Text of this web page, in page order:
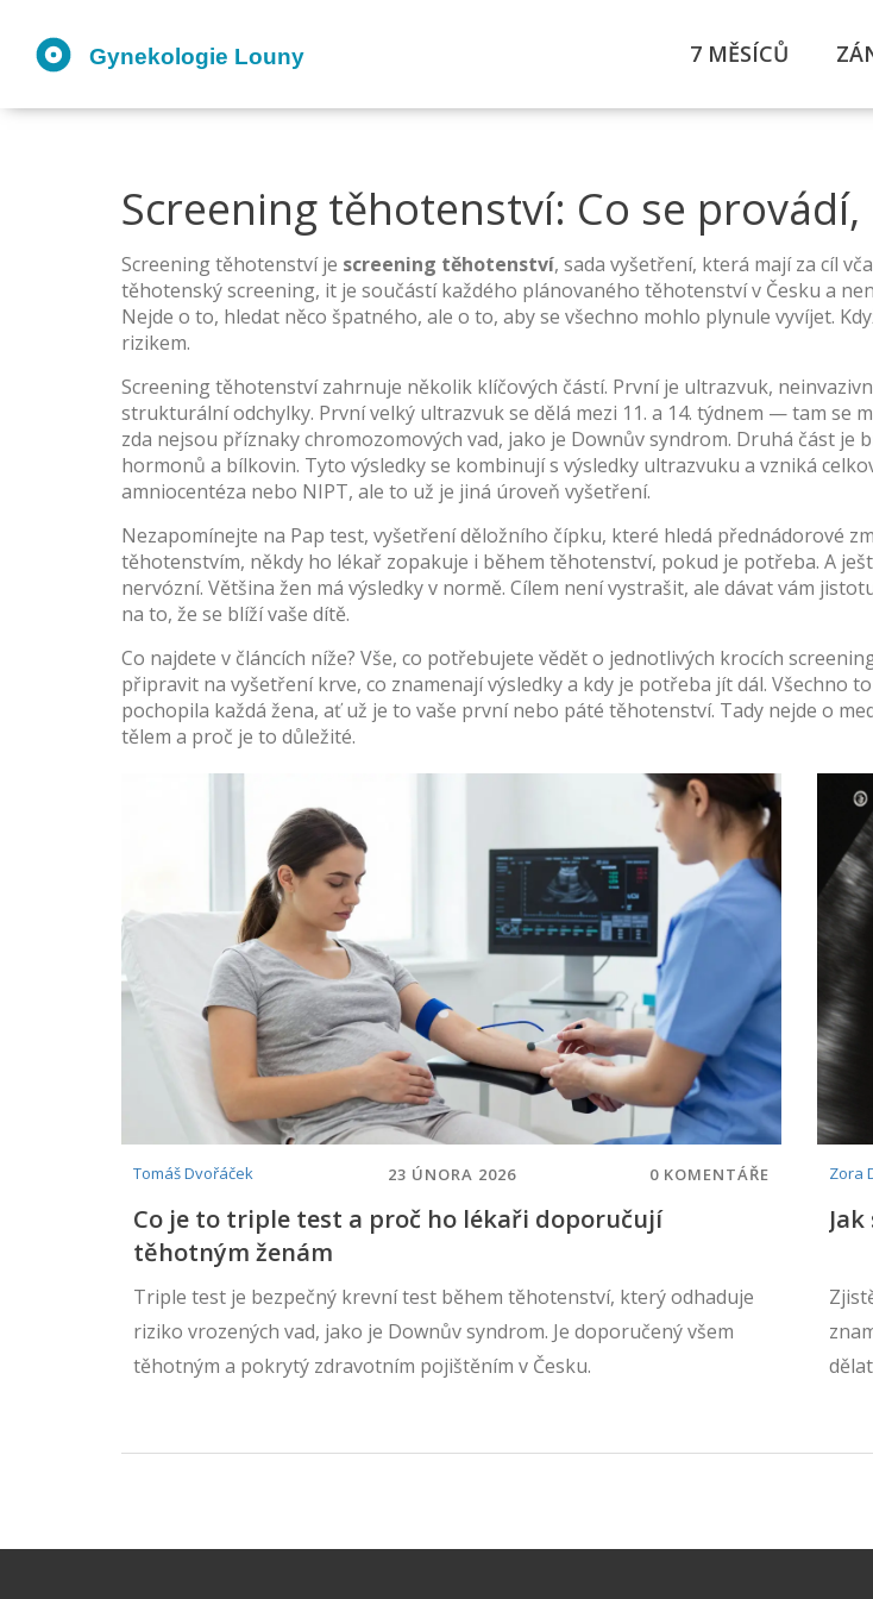
7 MĚSÍCŮ
Screening těhotenství: Co se
Screening těhotenství je screening těhotenství, sada vyšetření, která mají za cíl
těhotenský screening, it je součástí každého plánovaného těhotenství v Česku a
Nejde o to, hledat něco špatného, ale o to, aby se všechno mohlo plynule vyvíjet.
rizikem.
Screening těhotenství zahrnuje několik klíčových částí. První je ultrazvuk,
strukturální odchylky. První velký ultrazvuk se dělá mezi 11. a 14. týdnem — tam
zda nejsou příznaky chromozomových vad, jako je Downův syndrom. Druhá část je
hormonů a bílkovin. Tyto výsledky se kombinují s výsledky ultrazvuku a vzniká
amniocentéza nebo NIPT, ale to už je jiná úroveň vyšetření.
Nezapomínejte na Pap test, vyšetření děložního čípku, které hledá přednádorové
těhotenstvím, někdy ho lékař zopakuje i během těhotenství, pokud je potřeba. A
nervózní. Většina žen má výsledky v normě. Cílem není vystrašit, ale dávat vám
na to, že se blíží vaše dítě.
Co najdete v článcích níže? Vše, co potřebujete vědět o jednotlivých krocích
připravit na vyšetření krve, co znamenají výsledky a kdy je potřeba jít dál. Všechno
pochopila každá žena, ať už je to vaše první nebo páté těhotenství. Tady nejde o
tělem a proč je to důležité.
Tomáš Dvořáček 23 ÚNORA 2026 0 KOMENTÁŘE
Co je to triple test a proč ho lékaři doporučují
těhotným ženám
Triple test je bezpečný krevní test během těhotenství, který odhaduje
riziko vrozených vad, jako je Downův syndrom. Je doporučený všem
těhotným a pokrytý zdravotním pojištěním v Česku.
Zora